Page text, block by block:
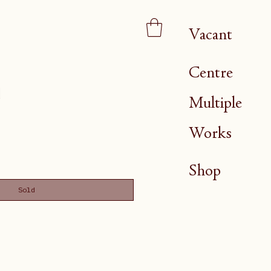
Vacant
Centre
Multiple
Works
Shop
Sold